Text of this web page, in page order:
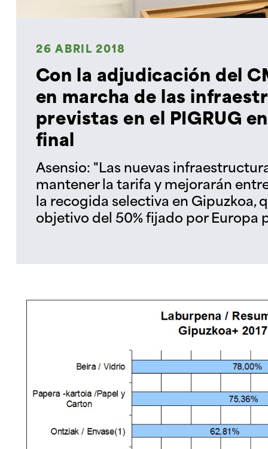
26 ABRIL 2018
Con la adjudicación del
en marcha de las
previstas en el PIGRUG
final
Asensio: "Las nuevas
mantener la tarifa y mejorarán
la recogida selectiva en Gipuzkoa,
objetivo del 50% fijado por Europa